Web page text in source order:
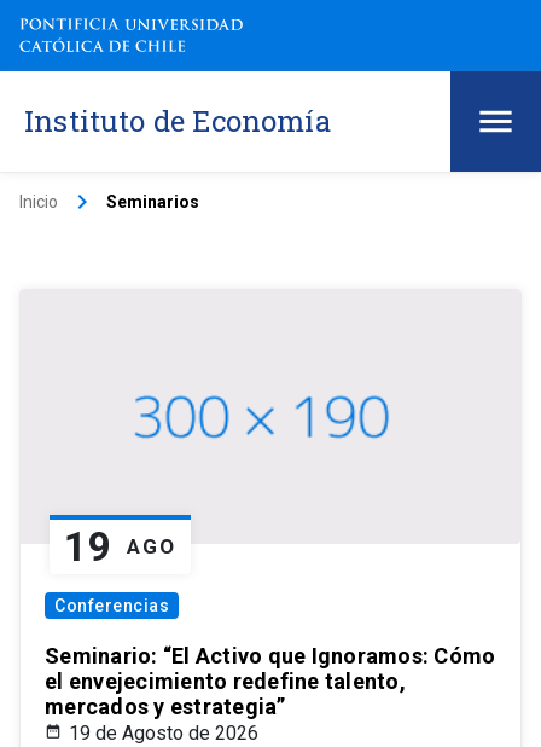
Instituto de Economía
Inicio keyboard_arrow_right Seminarios
19 AGO
Conferencias
Seminario: “El Activo que Ignoramos: Cómo
el envejecimiento redefine talento,
mercados y estrategia”
19 de Agosto de 2026